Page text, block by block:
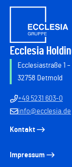
Ecclesia
Ecclesiastraße 1 –
32758 Detmold
+49 5231 603-0
info@ecclesia.de
Kontakt
Impressum